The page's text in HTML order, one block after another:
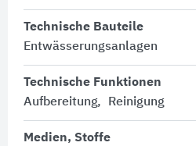
Technische Bauteile
Entwässerungsanlagen
Technische Funktionen
Aufbereitung
Reinigung
Medien, Stoffe